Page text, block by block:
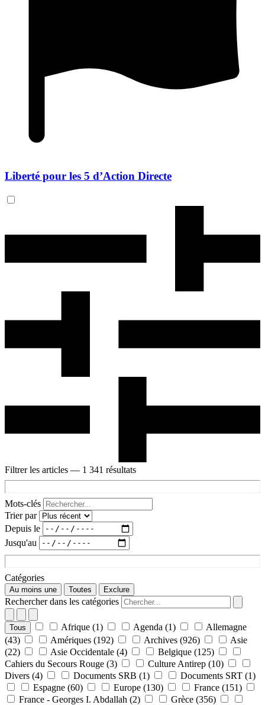
Liberté pour les 5 d’Action Directe
Filtrer les articles — 1 341 résultats
Mots-clés
Trier par
Depuis le
Jusqu'au
Catégories
Au moins une Toutes Exclure
Rechercher dans les catégories
Tous Afrique (1) Agenda (1)
Allemagne
(43)
Amériques (192) Archives (926)
Asie
(22)
Asie Occidentale (4) Belgique (125)
Cahiers du Secours Rouge (3) Culture Antirep (10)
Divers (4) Documents SRB (1) Documents SRT (1)
Espagne (60) Europe (130) France (151)
France - Georges I. Abdallah (2) Grèce (356)